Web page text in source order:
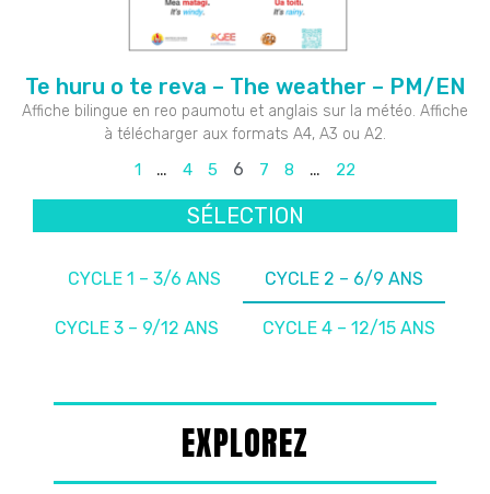
Te huru o te reva – The weather – PM/EN
Affiche bilingue en reo paumotu et anglais sur la météo. Affiche
à télécharger aux formats A4, A3 ou A2.
1 … 4 5 6 7 8 … 22
SÉLECTION
CYCLE 1 – 3/6 ANS CYCLE 2 – 6/9 ANS
CYCLE 3 – 9/12 ANS CYCLE 4 – 12/15 ANS
EXPLOREZ